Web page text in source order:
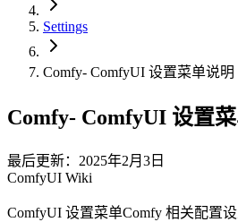
Settings
Comfy- ComfyUI 设置菜单说明
Comfy- ComfyUI 设置
最后更新：2025年2月3日
ComfyUI Wiki
ComfyUI 设置菜单Comfy 相关配置